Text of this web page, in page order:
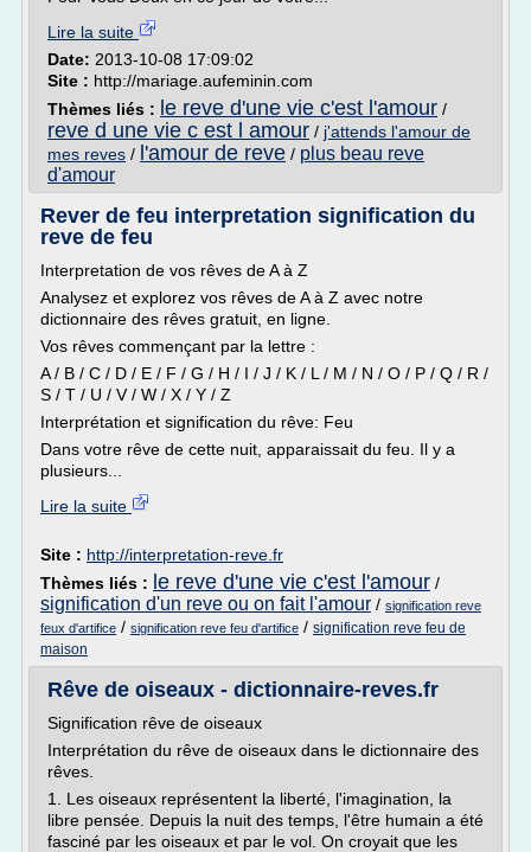
Lire la suite
Date: 2013-10-08 17:09:02
Site : http://mariage.aufeminin.com
Thèmes liés : le reve d'une vie c'est l'amour /
reve d une vie c est l amour / j'attends l'amour de
mes reves / l'amour de reve / plus beau reve
d'amour
Rever de feu interpretation signification du
reve de feu
Interpretation de vos rêves de A à Z
Analysez et explorez vos rêves de A à Z avec notre
dictionnaire des rêves gratuit, en ligne.
Vos rêves commençant par la lettre :
A / B / C / D / E / F / G / H / I / J / K / L / M / N / O / P / Q / R /
S / T / U / V / W / X / Y / Z
Interprétation et signification du rêve: Feu
Dans votre rêve de cette nuit, apparaissait du feu. Il y a
plusieurs...
Lire la suite
Site : http://interpretation-reve.fr
Thèmes liés : le reve d'une vie c'est l'amour /
signification d'un reve ou on fait l'amour / signification reve
feux d'artifice / signification reve feu d'artifice / signification reve feu de
maison
Rêve de oiseaux - dictionnaire-reves.fr
Signification rêve de oiseaux
Interprétation du rêve de oiseaux dans le dictionnaire des
rêves.
1. Les oiseaux représentent la liberté, l'imagination, la
libre pensée. Depuis la nuit des temps, l'être humain a été
fasciné par les oiseaux et par le vol. On croyait que les